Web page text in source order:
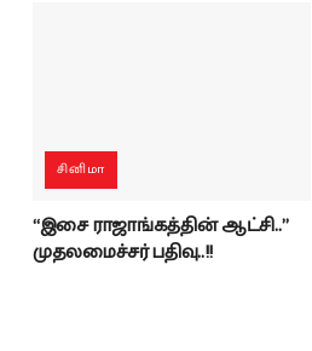
சினிமா
“இசை ராஜாங்கத்தின் ஆட்சி..”
முதலமைச்சர் பதிவு..!!